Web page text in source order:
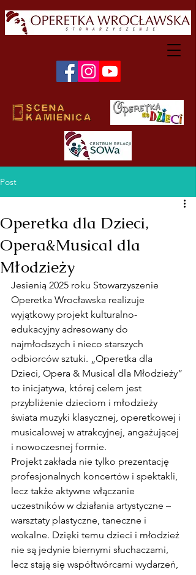
Post
Operetka dla Dzieci,
Opera&Musical dla
Młodzieży
Jesienią 2025 roku Stowarzyszenie
Operetka Wrocławska realizuje
wyjątkowy projekt kulturalno-
edukacyjny adresowany do
najmłodszych i nieco starszych
odbiorców sztuki. „Operetka dla
Dzieci, Opera & Musical dla Młodzieży”
to inicjatywa, której celem jest
przybliżenie dzieciom i młodzieży
świata muzyki klasycznej, operetkowej i
musicalowej w atrakcyjnej, angażującej
i nowoczesnej formie.
Projekt zakłada nie tylko prezentację
profesjonalnych koncertów i spektakli,
lecz także aktywne włączanie
uczestników w działania artystyczne –
warsztaty plastyczne, taneczne i
wokalne. Dzięki temu dzieci i młodzież
nie są jedynie biernymi słuchaczami,
lecz stają się współtwórcami wydarzeń,